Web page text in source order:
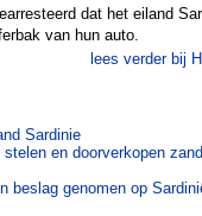
dat het eiland
van hun auto.
lees verder bij
Sardinie
en doorverkopen zand
beslag genomen op